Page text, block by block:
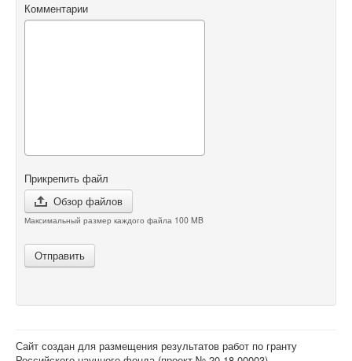
Комментарии
Прикрепить файл
Обзор файлов
Максимальный размер каждого файла 100 MB
Отправить
Сайт создан для размещения результатов работ по гранту